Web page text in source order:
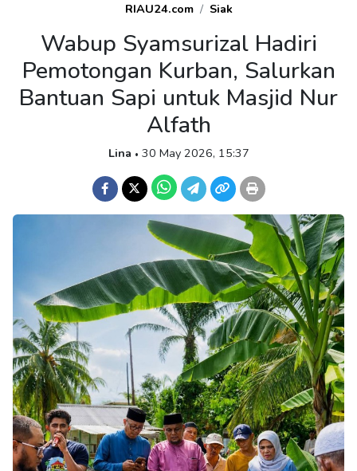
RIAU24.com Siak
Wabup Syamsurizal Hadiri
Pemotongan Kurban, Salurkan
Bantuan Sapi untuk Masjid Nur
Alfath
Lina • 30 May 2026, 15:37